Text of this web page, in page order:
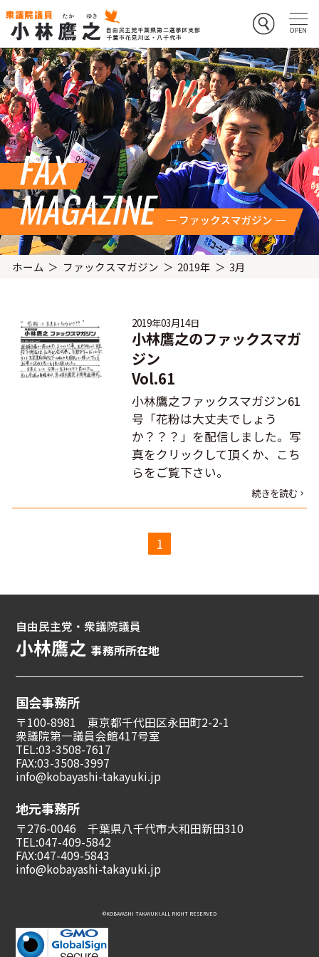
ホーム ファックスマガジン 2019年 3月
2019年03月14日
小林鷹之のファックスマガ
ジン
Vol.61
小林鷹之ファックスマガジン61
号「花粉は大丈夫でしょう
か？？？」を配信しました。写
真をクリックして頂くか、こち
らをご覧下さい。
続きを読む
1
自由民主党・衆議院議員
小林鷹之事務所所在地
国会事務所
〒100-8981 東京都千代田区永田町2-2-1
衆議院第一議員会館417号室
TEL:03-3508-7617
FAX:03-3508-3997
info@kobayashi-takayuki.jp
地元事務所
〒276-0046 千葉県八千代市大和田新田310
TEL:047-409-5842
FAX:047-409-5843
info@kobayashi-takayuki.jp
©︎KOBAYASHI TAKAYUKI.ALL RIGHT RESERVED